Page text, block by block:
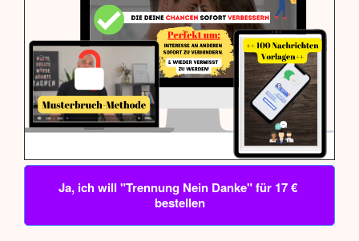
Ja, ich will "Trennung Nein Danke" für 17 €
bestellen